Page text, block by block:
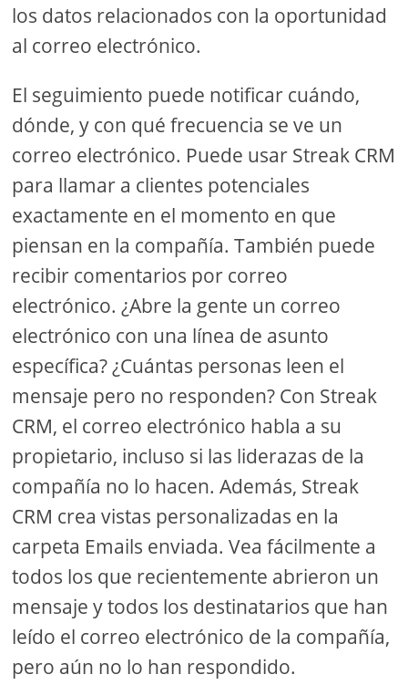
los datos relacionados con la oportunidad
al correo electrónico.
El seguimiento puede notificar cuándo,
dónde, y con qué frecuencia se ve un
correo electrónico. Puede usar Streak CRM
para llamar a clientes potenciales
exactamente en el momento en que
piensan en la compañía. También puede
recibir comentarios por correo
electrónico. ¿Abre la gente un correo
electrónico con una línea de asunto
específica? ¿Cuántas personas leen el
mensaje pero no responden? Con Streak
CRM, el correo electrónico habla a su
propietario, incluso si las liderazas de la
compañía no lo hacen. Además, Streak
CRM crea vistas personalizadas en la
carpeta Emails enviada. Vea fácilmente a
todos los que recientemente abrieron un
mensaje y todos los destinatarios que han
leído el correo electrónico de la compañía,
pero aún no lo han respondido.